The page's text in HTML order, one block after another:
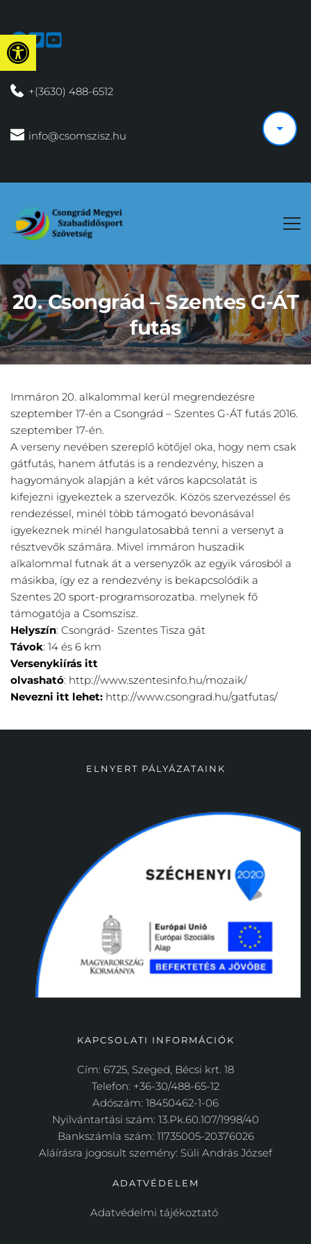
Eszköztár megnyitása
+(3630) 488-6512
info@csomszisz.hu
20. Csongrád – Szentes G-ÁT
futás
Immáron 20. alkalommal kerül megrendezésre
szeptember 17-én a Csongrád – Szentes G-ÁT futás 2016.
szeptember 17-én.
A verseny nevében szereplő kötőjel oka, hogy nem csak
gátfutás, hanem átfutás is a rendezvény, hiszen a
hagyományok alapján a két város kapcsolatát is
kifejezni igyekeztek a szervezők. Közös szervezéssel és
rendezéssel, minél több támogató bevonásával
igyekeznek minél hangulatosabbá tenni a versenyt a
résztvevők számára. Mivel immáron huszadik
alkalommal futnak át a versenyzők az egyik városból a
másikba, így ez a rendezvény is bekapcsolódik a
Szentes 20 sport-programsorozatba. melynek fő
támogatója a Csomszisz.
Helyszín: Csongrád- Szentes Tisza gát
Távok: 14 és 6 km
Versenykiírás itt
olvasható: http://www.szentesinfo.hu/mozaik/
Nevezni itt lehet: http://www.csongrad.hu/gatfutas/
ELNYERT PÁLYÁZATAINK
KAPCSOLATI INFORMÁCIÓK
Cím: 6725, Szeged, Bécsi krt. 18
Telefon: +36-30/488-65-12
Adószám: 18450462-1-06
Nyilvántartási szám: 13.Pk.60.107/1998/40
Bankszámla szám: 11735005-20376026
Aláírásra jogosult szemény: Süli András József
ADATVÉDELEM
Adatvédelmi tájékoztató